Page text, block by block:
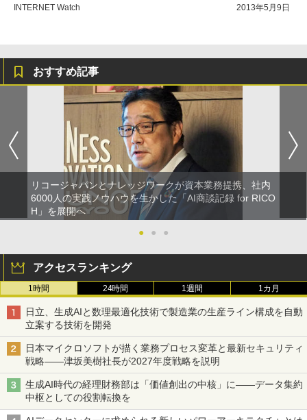
INTERNET Watch 2013年5月9日
おすすめ記事
リコージャパンとナレッジワークが資本業務提携、社内
6000人の実践ノウハウを生かした「AI商談記録 for RICO
H」を展開へ
●
● ●
アクセスランキング
1時間 24時間 1週間 1カ月
日立、生成AIと数理最適化技術で製造業の生産ライン構成を自動
立案する技術を開発
日本マイクロソフトが描く業務プロセス変革と最新セキュリティ
戦略――津坂美樹社長が2027年度戦略を説明
生成AI時代の経理財務部は「価値創出の中核」に――データ集約
中枢としての役割転換を